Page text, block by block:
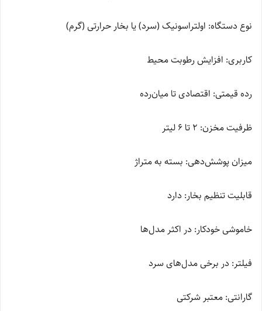
نوع دستگاه: اولتراسونیک (سرد) یا بخار حرارتی (گرم)
کاربری: افزایش رطوبت محیط
رده قیمتی: اقتصادی تا میان‌رده
ظرفیت مخزن: 2 تا 6 لیتر
میزان پوشش‌دهی: بسته به متراژ
قابلیت تنظیم بخار: دارد
خاموشی خودکار: در اکثر مدل‌ها
فیلتر: در برخی مدل‌های سرد
گارانتی: معتبر شرکتی